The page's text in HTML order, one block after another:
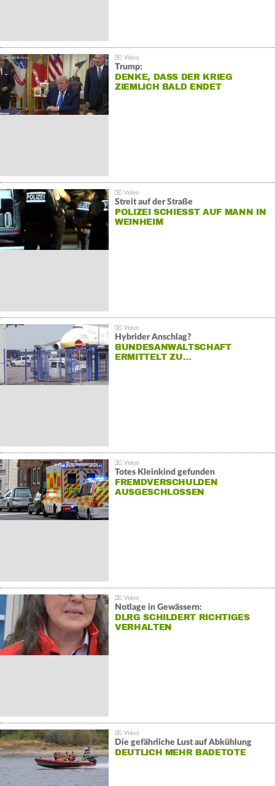
Trump:
DENKE, DASS DER KRIEG
ZIEMLICH BALD ENDET
Streit auf der Straße
POLIZEI SCHIESST AUF MANN IN W
EINHEIM
Hybrider Anschlag?
BUNDESANWALTSCHAFT
ERMITTELT ZU…
Totes Kleinkind gefunden
FREMDVERSCHULDEN
AUSGESCHLOSSEN
Notlage in Gewässern:
DLRG SCHILDERT RICHTIGES
VERHALTEN
Die gefährliche Lust auf Abkühlung
DEUTLICH MEHR BADETOTE